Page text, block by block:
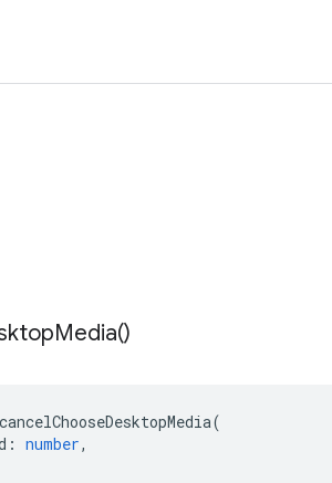
Media()
cancelChooseDesktopMedia(
: number,